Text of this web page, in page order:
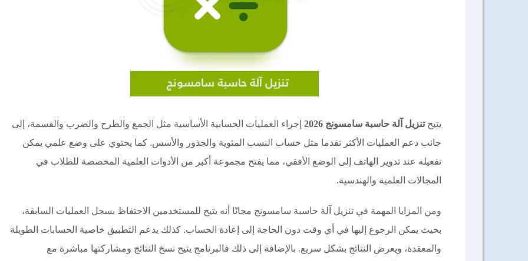
يتيحتنزيل آلة حاسبة سامسونج 2026
إجراء العمليات الحسابية الأساسية مثل الجمع والطرح والضرب والقسمة، إلى
جانب دعم العمليات الأكثر تقدما مثل حساب النسب المئوية والجذور والأسس. كما يحتوي على وضع علمي يمكن
تفعيله عند تدوير الهاتف إلى الوضع الأفقي، مما يفتح مجموعة أكبر من الأدوات العلمية المخصصة للطلاب في
المجالات العلمية والهندسية.
ومن المزايا المهمة في تنزيل آلة حاسبة سامسونج مجانًا أنه يتيح للمستخدمين الاحتفاظ بسجل العمليات السابقة،
بحيث يمكن الرجوع إليها في أي وقت دون الحاجة إلى إعادة الحساب. كذلك يدعم التطبيق خاصية الحسابات الطويلة
والمعقدة، ويعرض النتائج بشكل سريع. بالإضافة إلى ذلك فالبرنامج يتيح نسخ النتائج ومشاركتها مباشرة مع